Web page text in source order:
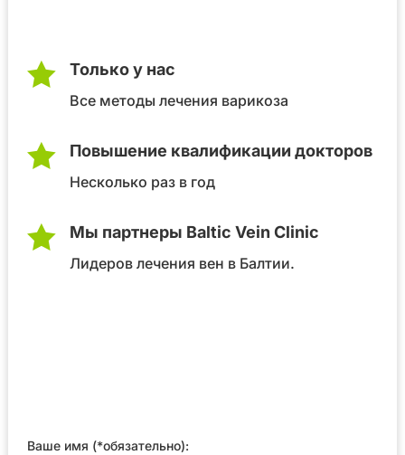
 Только у нас
Все методы лечения варикоза
 Повышение квалификации докторов
Несколько раз в год
 Мы партнеры Baltic Vein Clinic
Лидеров лечения вен в Балтии.
Ваше имя (*обязательно):